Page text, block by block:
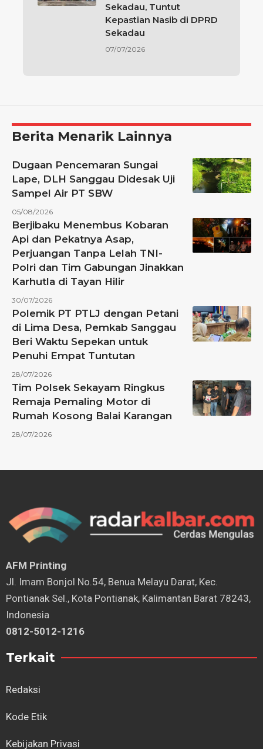
Sekadau, Tuntut
Kepastian Nasib di DPRD
Sekadau
07/07/2026
Berita Menarik Lainnya
Dugaan Pencemaran Sungai
Lape, DLH Sanggau Didesak Uji
Sampel Air PT SBW
05/08/2026
Berjibaku Menembus Kobaran
Api dan Pekatnya Asap,
Perjuangan Tanpa Lelah TNI-
Polri dan Tim Gabungan Jinakkan
Karhutla di Tayan Hilir
30/07/2026
Polemik PT PTLJ dengan Petani
di Lima Desa, Pemkab Sanggau
Beri Waktu Sepekan untuk
Penuhi Empat Tuntutan
28/07/2026
Tim Polsek Sekayam Ringkus
Remaja Pemaling Motor di
Rumah Kosong Balai Karangan
28/07/2026
AFM Printing
⁠Jl. Imam Bonjol No.54, Benua Melayu Darat, Kec.
Pontianak Sel., Kota Pontianak, Kalimantan Barat 78243,
Indonesia
0812-5012-1216
Terkait
Redaksi
Kode Etik
Kebijakan Privasi